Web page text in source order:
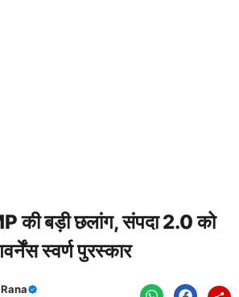
की बड़ी छलांग, संपदा 2.0 को
स्वर्ण पुरस्कार